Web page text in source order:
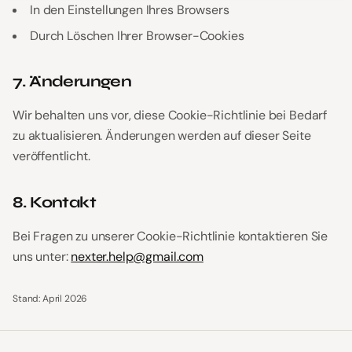
In den Einstellungen Ihres Browsers
Durch Löschen Ihrer Browser-Cookies
7. Änderungen
Wir behalten uns vor, diese Cookie-Richtlinie bei Bedarf
zu aktualisieren. Änderungen werden auf dieser Seite
veröffentlicht.
8. Kontakt
Bei Fragen zu unserer Cookie-Richtlinie kontaktieren Sie
uns unter: nexter.help@gmail.com
Stand: April 2026